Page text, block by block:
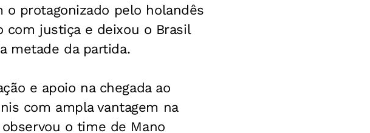
protagonizado pelo holandês
com justiça e deixou o Brasil
metade da partida.
e apoio na chegada ao
com ampla vantagem na
o time de Mano